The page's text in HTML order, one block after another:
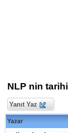
NLP nin tarihi
Yanıt Yaz
Yazar